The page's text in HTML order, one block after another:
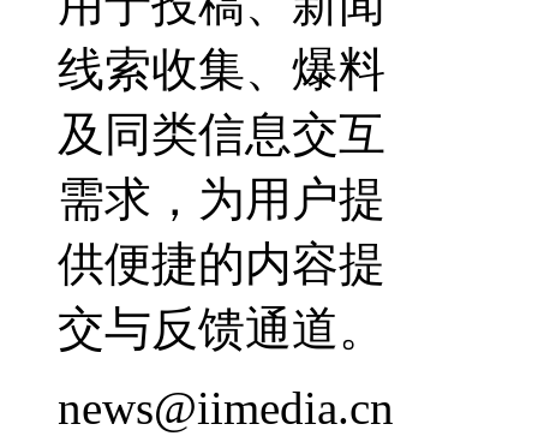
线索收集、爆料
及同类信息交互
需求，为用户提
供便捷的内容提
交与反馈通道。
news@iimedia.cn